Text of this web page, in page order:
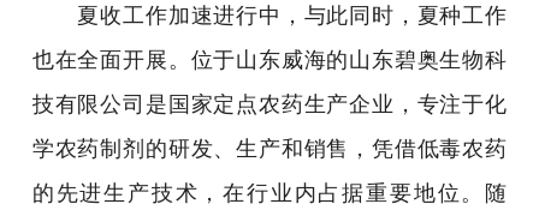
夏收工作加速进行中，与此同时，夏种工作
也在全面开展。位于山东威海的山东碧奥生物科
技有限公司是国家定点农药生产企业，专注于化
学农药制剂的研发、生产和销售，凭借低毒农药
的先进生产技术，在行业内占据重要地位。随